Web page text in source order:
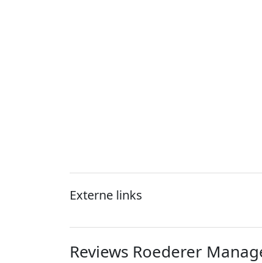
Externe links
Reviews Roederer